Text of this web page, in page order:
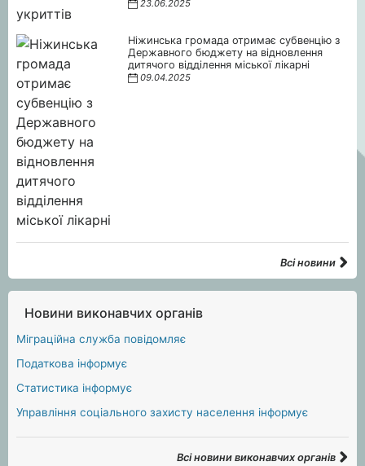
23.06.2025
Ніжинська громада отримає субвенцію з
Державного бюджету на відновлення
дитячого відділення міської лікарні
09.04.2025
Всі новини
Новини виконавчих органів
Міграційна служба повідомляє
Податкова інформує
Статистика інформує
Управління соціального захисту населення інформує
Всі новини виконавчих органів